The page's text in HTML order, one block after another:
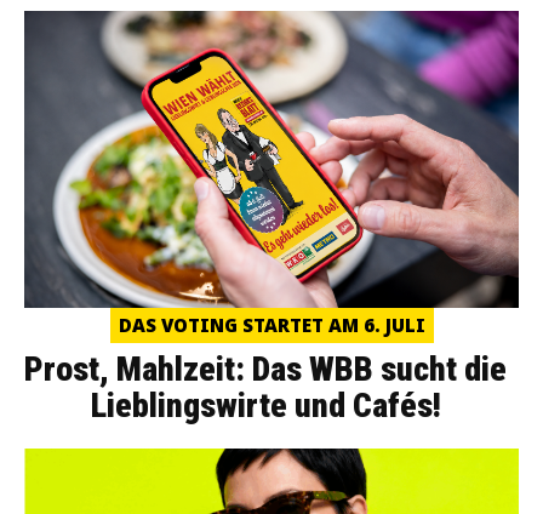
DAS VOTING STARTET AM 6. JULI
Prost, Mahlzeit: Das WBB sucht die
Lieblingswirte und Cafés!